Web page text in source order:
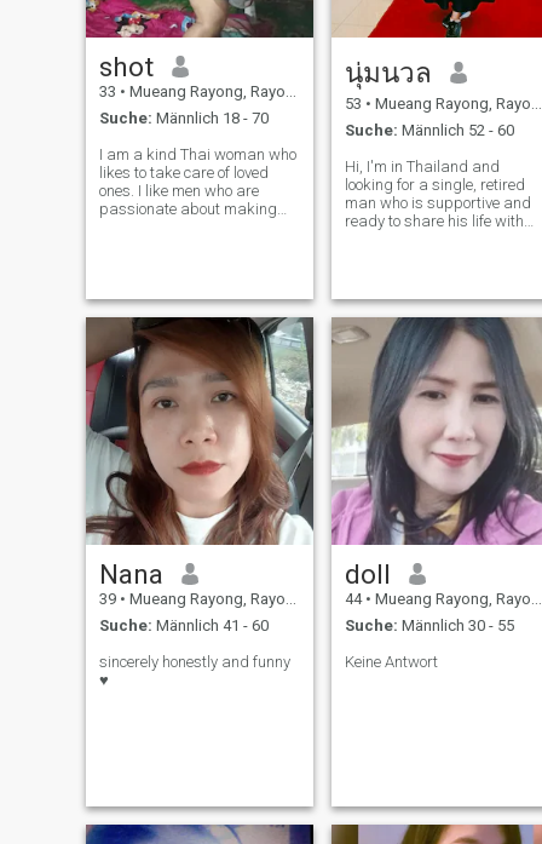
eine private Firma in
Thailand. Ich hoffe, Sie sind
und mir Zeit zu geben, alles
zu beweisen. Sorry, ich
überprüfe diese App nur,
wenn ich im Büro bin. Wenn
ich außerhalb der Arbeit
oder während der Freizeit
arbeite, melde ich mich nicht
an, also werden meine
Antworten sehr langsam
sein.
und ​ ​ mich besser kennen ​ ​.
shot
33 • Mueang Rayong, Rayong, Thailand
Suche: Männlich 18 - 70
I am a kind Thai woman who
likes to take care of loved
ones. I like men who are
passionate about making
relationship that is in
harmony with love
นุ่มนวล
53 • Mueang Rayong, Rayong, Thailand
Suche: Männlich 52 - 60
Hi, I'm in Thailand and
looking for a single, retired
man who is supportive and
ready to share his life with
financially
Nana
39 • Mueang Rayong, Rayong, Thailand
Suche: Männlich 41 - 60
sincerely honestly and funny
♥️
doll
44 • Mueang Rayong, Rayong, Thailand
Suche: Männlich 30 - 55
Keine Antwort